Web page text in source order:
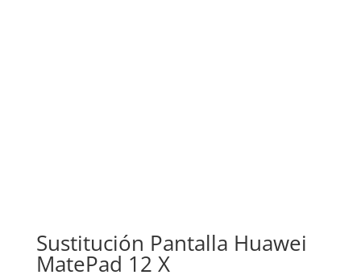
Sustitución Pantalla Huawei
MatePad 12 X